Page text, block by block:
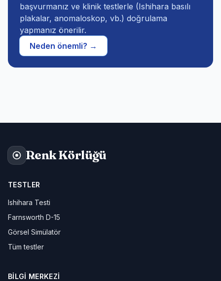
başvurmanız ve klinik testlerle (Ishihara basılı
plakalar, anomaloskop, vb.) doğrulama
yapmanız önerilir.
Neden önemli? →
Renk Körlüğü
TESTLER
Ishihara Testi
Farnsworth D-15
Görsel Simülatör
Tüm testler
BILGI MERKEZI